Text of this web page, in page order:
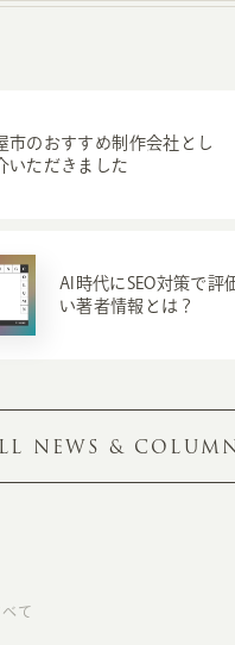
市のおすすめ制作会社とし
いただきました
AI時代にSEO対策で評
い著者情報とは？
NEWS &
べて